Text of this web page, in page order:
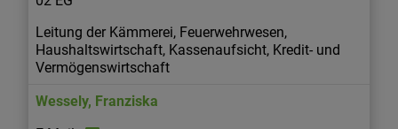
Leitung der Kämmerei, Feuerwehrwesen,
Haushaltswirtschaft, Kassenaufsicht, Kredit- und
Vermögenswirtschaft
Wessely, Franziska